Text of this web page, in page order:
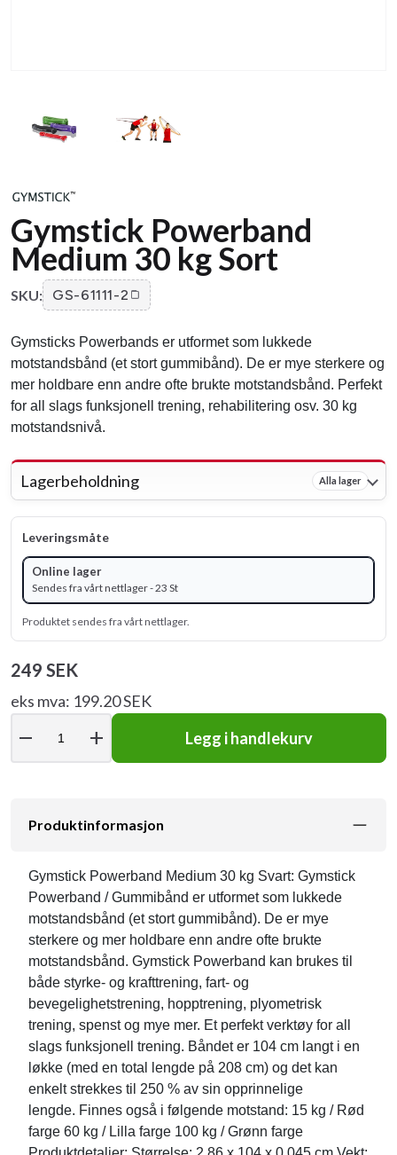
Gymstick Powerband
Medium 30 kg Sort
SKU: GS-61111-2
Gymsticks Powerbands er utformet som lukkede
motstandsbånd (et stort gummibånd). De er mye sterkere og
mer holdbare enn andre ofte brukte motstandsbånd. Perfekt
for all slags funksjonell trening, rehabilitering osv. 30 kg
motstandsnivå.
Lagerbeholdning Alla lager
Leveringsmåte
Online lager
Sendes fra vårt nettlager - 23 St
Produktet sendes fra vårt nettlager.
249 SEK
eks mva: 199.20 SEK
remove add Legg i handlekurv
Produktinformasjon
Gymstick Powerband Medium 30 kg Svart: Gymstick
Powerband / Gummibånd er utformet som lukkede
motstandsbånd (et stort gummibånd). De er mye
sterkere og mer holdbare enn andre ofte brukte
motstandsbånd. Gymstick Powerband kan brukes til
både styrke- og krafttrening, fart- og
bevegelighetstrening, hopptrening, plyometrisk
trening, spenst og mye mer. Et perfekt verktøy for all
slags funksjonell trening. Båndet er 104 cm langt i en
løkke (med en total lengde på 208 cm) og det kan
enkelt strekkes til 250 % av sin opprinnelige
lengde. Finnes også i følgende motstand: 15 kg / Rød
farge 60 kg / Lilla farge 100 kg / Grønn farge